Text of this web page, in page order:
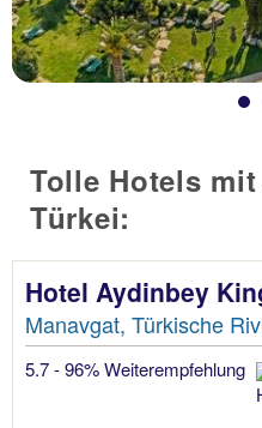
Tolle Hotels
Türkei:
Hotel Aydinbey
Manavgat, Türkische
5.7 - 96% Weiterempfehlung